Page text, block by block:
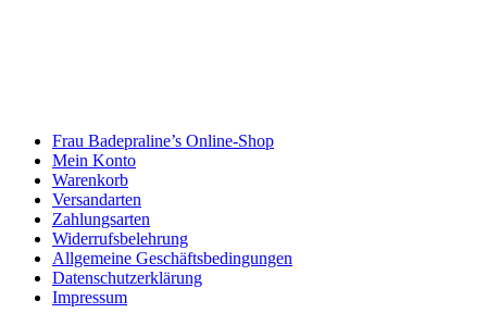
Frau Badepraline’s Online-Shop
Mein Konto
Warenkorb
Versandarten
Zahlungsarten
Widerrufsbelehrung
Allgemeine Geschäftsbedingungen
Datenschutzerklärung
Impressum